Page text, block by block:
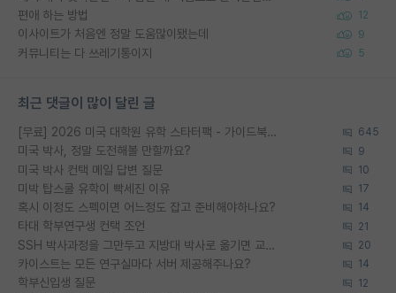
편애 하는 방법 12
이사이트가 처음엔 정말 도움많이됐는데 9
커뮤니티는 다 쓰레기통이지 5
최근 댓글이 많이 달린 글
[무료] 2026 미국 대학원 유학 스타터팩 - 가이드북 & 합격자 컨택메일 템플릿 645
미국 박사, 정말 도전해볼 만할까요? 9
미국 박사 컨택 메일 답변 질문 10
미박 탑스쿨 유학이 빡세진 이유 17
혹시 이정도 스펙이면 어느정도 잡고 준비해야하나요? 14
타대 학부연구생 컨택 조언 21
SSH 박사과정을 그만두고 지방대 박사로 옮기면 교수의 꿈은 끝일까요? 20
카이스트는 모든 연구실마다 서버 제공해주나요? 14
학부신입생 질문 12